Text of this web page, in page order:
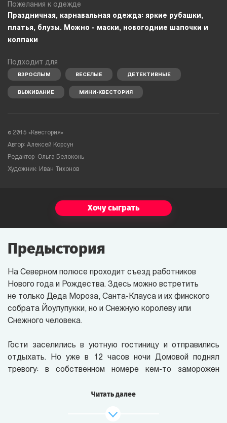
Пожелания к одежде
Праздничная, карнавальная одежда: яркие рубашки,
платья, блузы. Можно - маски, новогодние шапочки и
колпаки
Подходит для
ВЗРОСЛЫМ ВЕСЕЛЫЕ ДЕТЕКТИВНЫЕ
ВЫЖИВАНИЕ МИНИ-КВЕСТОРИЯ
© 2015 «Квестория»
Автор: Алексей Корсун
Редактор: Ольга Белоконь
Художник: Иван Тихонов
Хочу сыграть
Предыстория
На Северном полюсе проходит съезд работников
Нового года и Рождества. Здесь можно встретить
не только Деда Мороза, Санта-Клауса и их финского
собрата Йоулупукки, но и Снежную королеву или
Снежного человека.
Гости заселились в уютную гостиницу и отправились
отдыхать. Но уже в 12 часов ночи Домовой поднял
тревогу: в собственном номере кем-то заморожен
гостиницы. Все вещи остались в номерах.
Читать далее